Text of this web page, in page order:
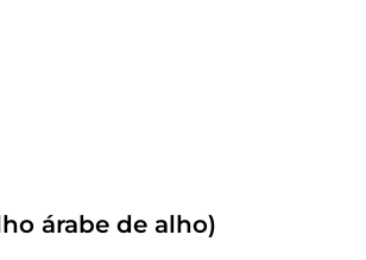
árabe de alho)